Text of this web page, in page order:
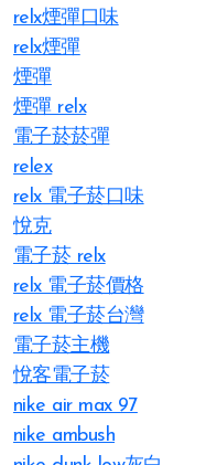
relx煙彈口味
relx煙彈
煙彈
煙彈 relx
電子菸菸彈
relex
relx 電子菸口味
悅克
電子菸 relx
relx 電子菸價格
relx 電子菸台灣
電子菸主機
悅客電子菸
nike air max 97
nike ambush